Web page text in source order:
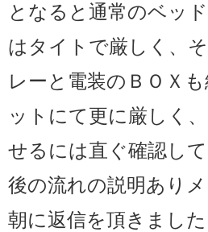
となると通常のベッ
はタイトで厳しく、
レーと電装のＢＯＸ
ットにて更に厳しく
せるには直ぐ確認し
後の流れの説明あり
朝に返信を頂きました